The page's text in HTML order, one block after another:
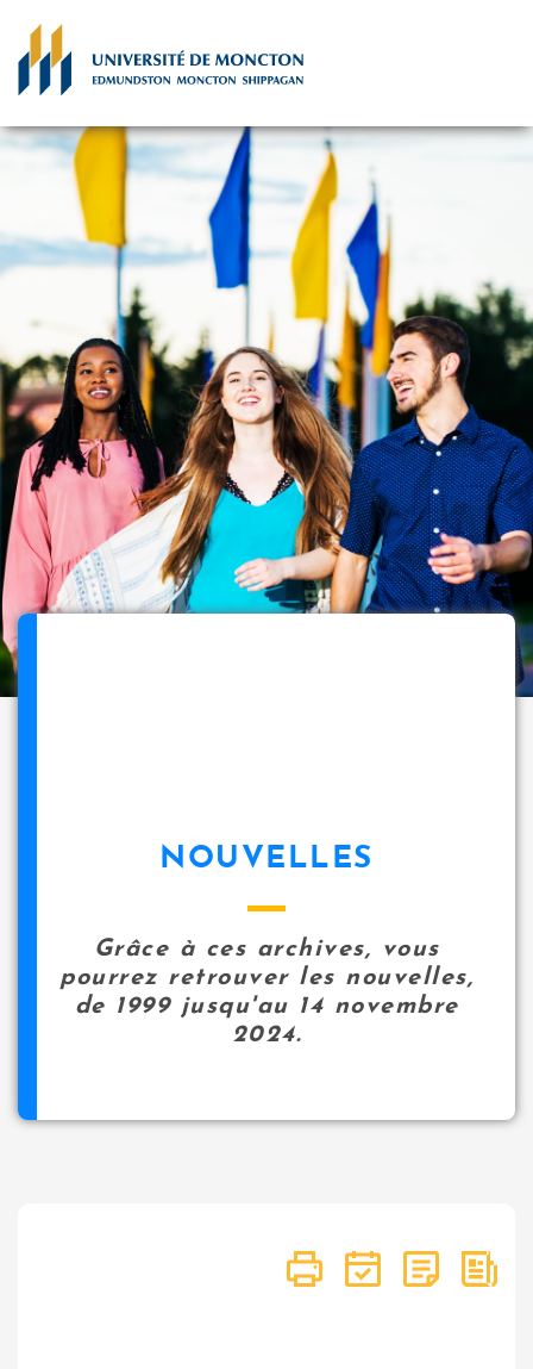
NOUVELLES
Grâce à ces archives, vous
pourrez retrouver les nouvelles,
de 1999 jusqu'au 14 novembre
2024.